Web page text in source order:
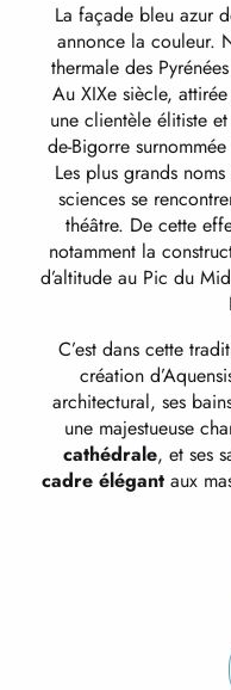
LES ESPACES
NOS SÉJOURS
SÉANCES FORME
LES SOINS
La façade bleu azur
annonce la couleur.
thermale des
Au XIXe siècle,
une clientèle élitiste
de-Bigorre surnommée
Les plus grands
sciences se
théâtre. De cette
notamment la
d’altitude au Pic du
C’est dans cette
création
architectural, ses
une majestueuse
cathédrale, et ses
cadre élégant aux